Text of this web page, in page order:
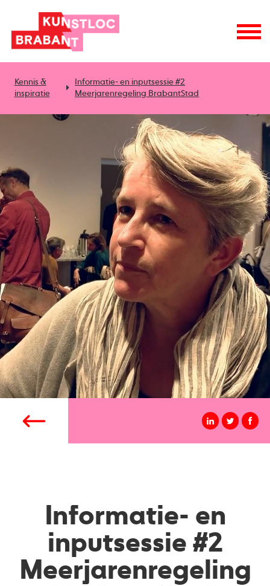
Kennis &
inspiratie
Informatie- en inputsessie #2
Meerjarenregeling BrabantStad
Informatie- en
inputsessie #2
Meerjarenregeling